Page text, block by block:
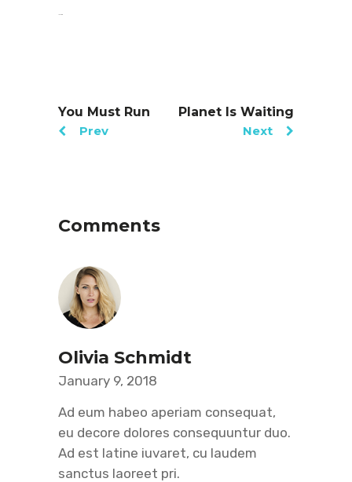
You Must Run
Prev
Planet Is Waiting
Next
Comments
Olivia Schmidt
January 9, 2018
Ad eum habeo aperiam consequat,
eu decore dolores consequuntur duo.
Ad est latine iuvaret, cu laudem
sanctus laoreet pri.